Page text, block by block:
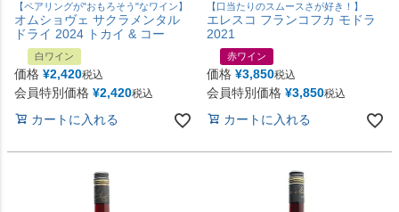
【ペアリングが"おもろそう"なワイン】
オムショヴェ サクラメンタル
ドライ 2024 トカイ & コー
白ワイン
価格 ¥2,420税込
会員特別価格 ¥2,420税込
カートに入れる
【口当たりのスムースさが好き！】
エレスコ フランコフカ モドラ
2021
赤ワイン
価格 ¥3,850税込
会員特別価格 ¥3,850税込
カートに入れる